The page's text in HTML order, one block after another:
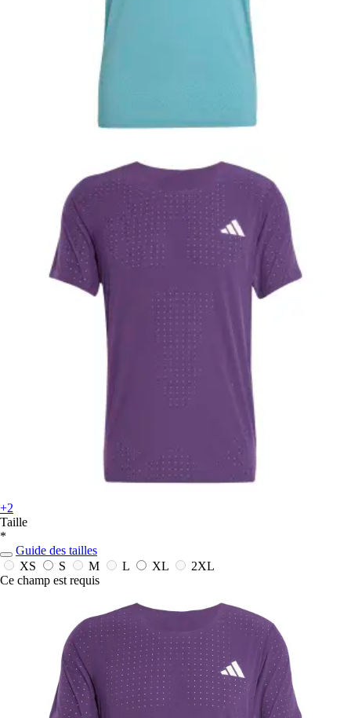
+2
Taille
*
Guide des tailles
XS
S M L XL
2XL
Ce champ est requis